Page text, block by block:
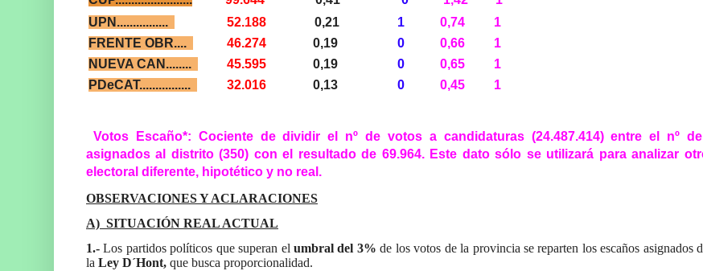
UPN................
52.188 0,21 1 0,74
1
FRENTE OBR....
46.274 0,19 0 0,66
1
NUEVA CAN........
45.595 0,19 0 0,65
1
PDeCAT................
32.016 0,13 0 0,45 1
Votos Escaño*: Cociente de dividir el nº de votos a candidaturas (24.487.414) entre el nº
asignados al distrito (350) con el resultado de 69.964. Este dato sólo se utilizará para analizar
electoral diferente, hipotético y no real.
OBSERVACIONES Y ACLARACIONES
A) SITUACIÓN REAL ACTUAL
1.- Los partidos políticos que superan elumbral del 3% de los votos de la provincia se reparten los escaños asignados
la Ley D´Hont, que busca proporcionalidad.